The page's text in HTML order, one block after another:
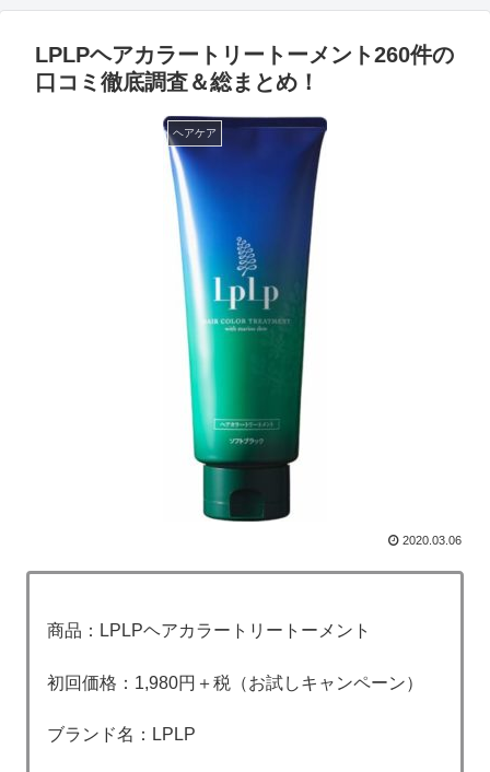
LPLPヘアカラートリートーメント260件の
口コミ徹底調査＆総まとめ！
ヘアケア
2020.03.06
商品：LPLPヘアカラートリートーメント
初回価格：1,980円＋税（お試しキャンペーン）
ブランド名：LPLP